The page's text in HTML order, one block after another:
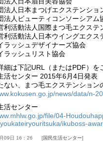
法人日本まつげエクステンショ
法人ビューティコンソーシアム
利活動法人国際まつ毛エクステ
利活動法人日本ウイングエクス
ラッシュデザイナーズ協会
ラッシュリスト協会
は下記URL（またはPDF）を
センター 2015年6月4日発表
ない、まつ毛エクステンション
news/data/n-
活センター
file/04-
ikuboss-
09日 16：26 国民生活センター